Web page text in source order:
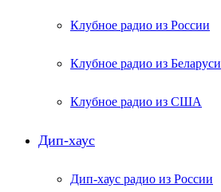
Клубное радио из России
Клубное радио из Беларуси
Клубное радио из США
Дип-хаус
Дип-хаус радио из России